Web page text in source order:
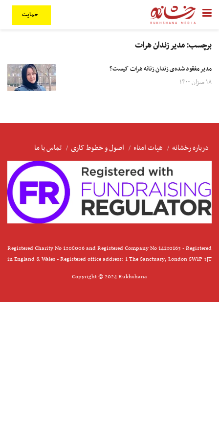
حمایت
برچسب:مدیر زندان هرات
مدیر مفقود شده‌ی زندان زنانه هرات کیست؟
۱۸ میزان ۱۴۰۰
درباره رخشانه هیات امناء اصول و خطوط کاری تماس با ما
Registered Charity No 1208006 and Registered Company No 14120163 - Registered
in England & Wales - Registered office address: 1 The Sanctuary, London SW1P 3JT
Copyright © 2024 Rukhshana